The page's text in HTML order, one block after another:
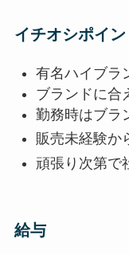
イチオシポイン
有名ハイブラ
ブランドに合
勤務時はブラ
販売未経験か
頑張り次第で
給与